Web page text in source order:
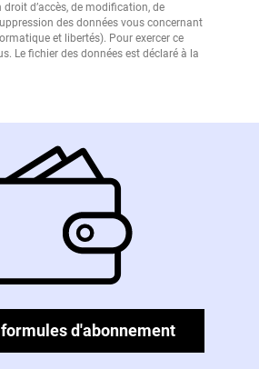
droit d’accès, de modification, de
des données vous concernant
et libertés). Pour exercer ce
Le fichier des données est déclaré à la
d'abonnement